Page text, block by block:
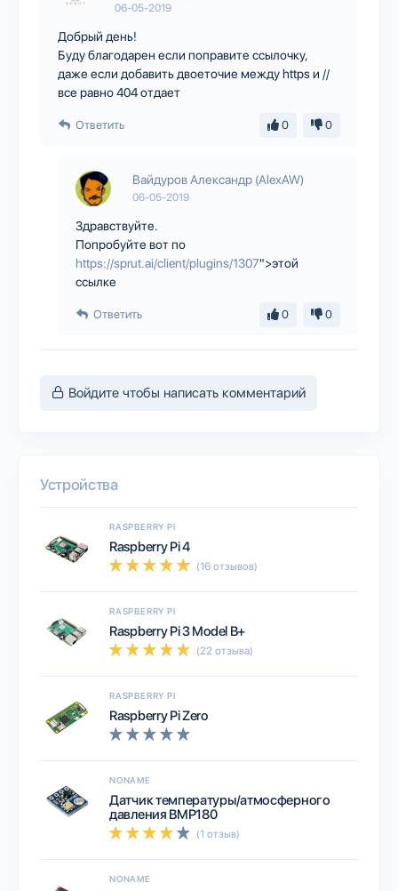
06-05-2019
Добрый день!
Буду благодарен если поправите ссылочку,
даже если добавить двоеточие между https и //
все равно 404 отдает
Ответить 0 0
Вайдуров Александр (AlexAW)
06-05-2019
Здравствуйте.
Попробуйте вот по
https://sprut.ai/client/plugins/1307">этой
ссылке
Ответить 0 0
Войдите чтобы написать комментарий
Устройства
RASPBERRY PI
Raspberry Pi 4
(16 отзывов)
RASPBERRY PI
Raspberry Pi 3 Model B+
(22 отзыва)
RASPBERRY PI
Raspberry Pi Zero
NONAME
Датчик температуры/атмосферного
давления BMP180
(1 отзыв)
NONAME